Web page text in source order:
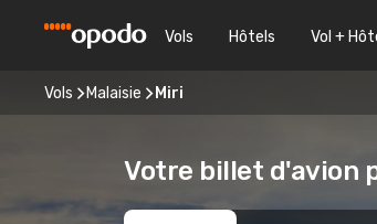
Vols Hôtels Vol +
Vols Malaisie Miri
Votre billet d'avion